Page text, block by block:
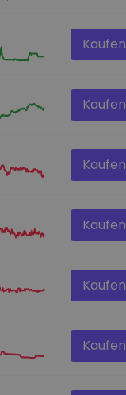
Kaufen
Kaufen
Kaufen
Kaufen
Kaufen
Kaufen